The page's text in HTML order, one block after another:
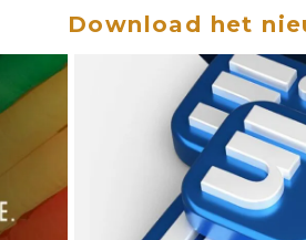
Download het